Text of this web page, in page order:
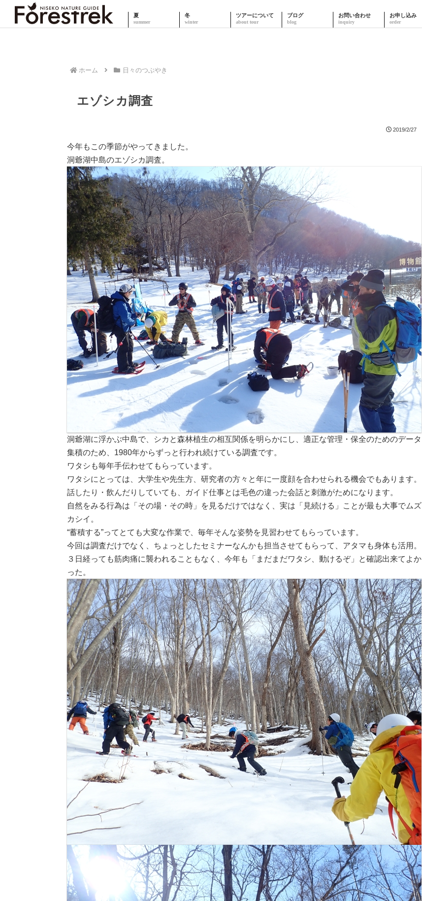
夏 冬 ツアーについて ブログ お問い合わせ お申し込み
ホーム 日々のつぶやき
エゾシカ調査
2019/2/27
今年もこの季節がやってきました。
洞爺湖中島のエゾシカ調査。
洞爺湖に浮かぶ中島で、シカと森林植生の相互関係を明らかにし、適正な管理・保全のためのデータ
集積のため、1980年からずっと行われ続けている調査です。
ワタシも毎年手伝わせてもらっています。
ワタシにとっては、大学生や先生方、研究者の方々と年に一度顔を合わせられる機会でもあります。
話したり・飲んだりしていても、ガイド仕事とは毛色の違った会話と刺激がためになります。
自然をみる行為は「その場・その時」を見るだけではなく、実は「見続ける」ことが最も大事でムズ
カシイ。
“蓄積する”ってとても大変な作業で、毎年そんな姿勢を見習わせてもらっています。
今回は調査だけでなく、ちょっとしたセミナーなんかも担当させてもらって、アタマも身体も活用。
３日経っても筋肉痛に襲われることもなく、今年も「まだまだワタシ、動けるぞ」と確認出来てよか
った。